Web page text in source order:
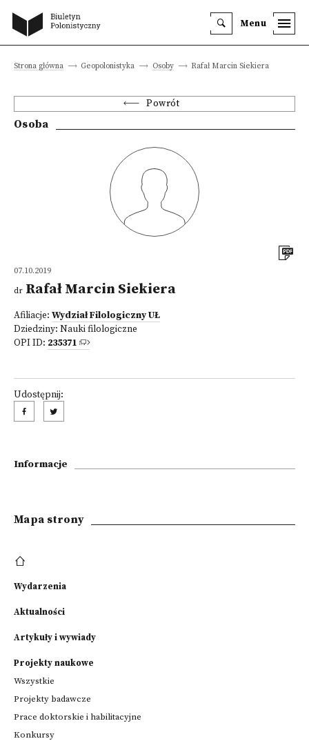
Menu
Strona główna Geopolonistyka Osoby Rafał Marcin Siekiera
Powrót
Osoba
07.10.2019
dr Rafał Marcin Siekiera
Afiliacje: Wydział Filologiczny UŁ
Dziedziny: Nauki filologiczne
OPI ID: 235371
Udostępnij:
Informacje
Mapa strony
Wydarzenia
Aktualności
Artykuły i wywiady
Projekty naukowe
Wszystkie
Projekty badawcze
Prace doktorskie i habilitacyjne
Konkursy